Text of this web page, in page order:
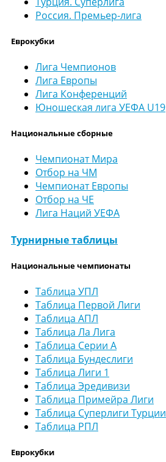
Россия. Премьер-лига
Еврокубки
Лига Чемпионов
Лига Европы
Лига Конференций
Юношеская лига УЕФА U19
Национальные сборные
Чемпионат Мира
Отбор на ЧМ
Чемпионат Европы
Отбор на ЧЕ
Лига Наций УЕФА
Турнирные таблицы
Национальные чемпионаты
Таблица УПЛ
Таблица Первой Лиги
Таблица АПЛ
Таблица Ла Лига
Таблица Серии А
Таблица Бундеслиги
Таблица Лиги 1
Таблица Эредивизи
Таблица Примейра Лиги
Таблица Суперлиги Турции
Таблица РПЛ
Еврокубки